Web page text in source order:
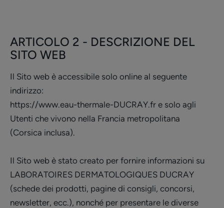
ARTICOLO 2 - DESCRIZIONE DEL
SITO WEB
Il Sito web è accessibile solo online al seguente
indirizzo:
https://www.eau-thermale-DUCRAY.fr e solo agli
Utenti che vivono nella Francia metropolitana
(Corsica inclusa).
Il Sito web è stato creato per fornire informazioni su
LABORATOIRES DERMATOLOGIQUES DUCRAY
(schede dei prodotti, pagine di consigli, concorsi,
newsletter, ecc.), nonché per presentare le diverse